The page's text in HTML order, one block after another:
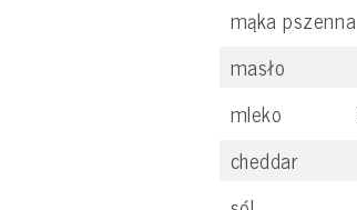
mąka pszenna
masło
mleko
cheddar